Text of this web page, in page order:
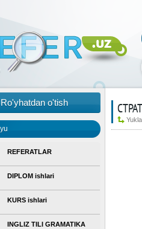
Ro'yhatdan o'tish
REFERATLAR
DIPLOM ishlari
KURS ishlari
INGLIZ TILI GRAMATIKA